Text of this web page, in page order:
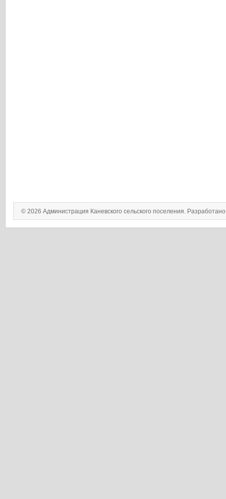
© 2026 Администрация Каневского сельского поселения.